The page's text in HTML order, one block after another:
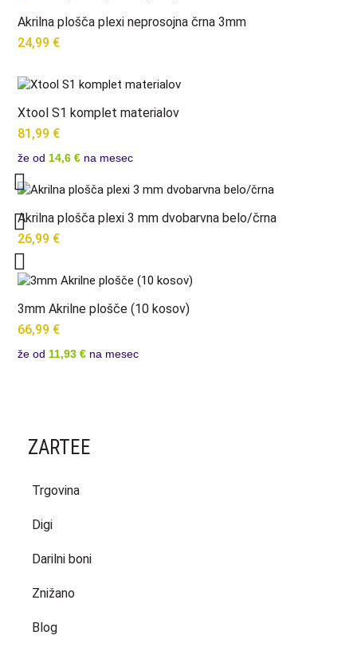
Akrilna plošča plexi neprosojna črna 3mm
24,99 €
Xtool S1 komplet materialov
81,99 €
že od 14,6 € na mesec
Akrilna plošča plexi 3 mm dvobarvna belo/črna
26,99 €
3mm Akrilne plošče (10 kosov)
66,99 €
že od 11,93 € na mesec
ZARTEE
Trgovina
Digi
Darilni boni
Znižano
Blog